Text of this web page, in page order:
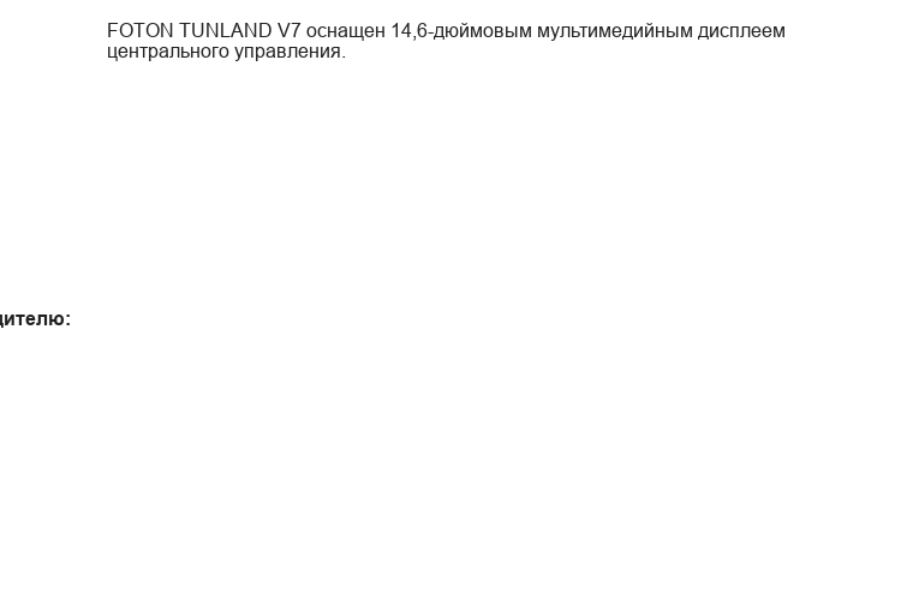
FOTON TUNLAND V7 оснащен 14,6-дюймовым мультимедийным дисплеем
центрального управления.